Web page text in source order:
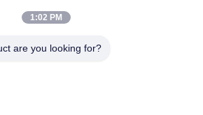
Voltage Input Power Supply com
1:02 PM
are you looking for?